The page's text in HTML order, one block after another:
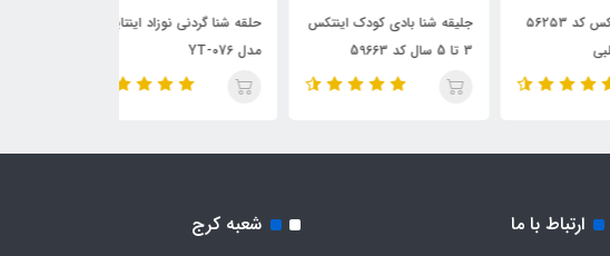
حلقه شنا اینتکس کد ۵۶۲۵۳
جلیقه شنا بادی کودک اینتکس
حلقه شنا گردنی نوزاد اینتایم
ارتباط با ما شعبه کرج